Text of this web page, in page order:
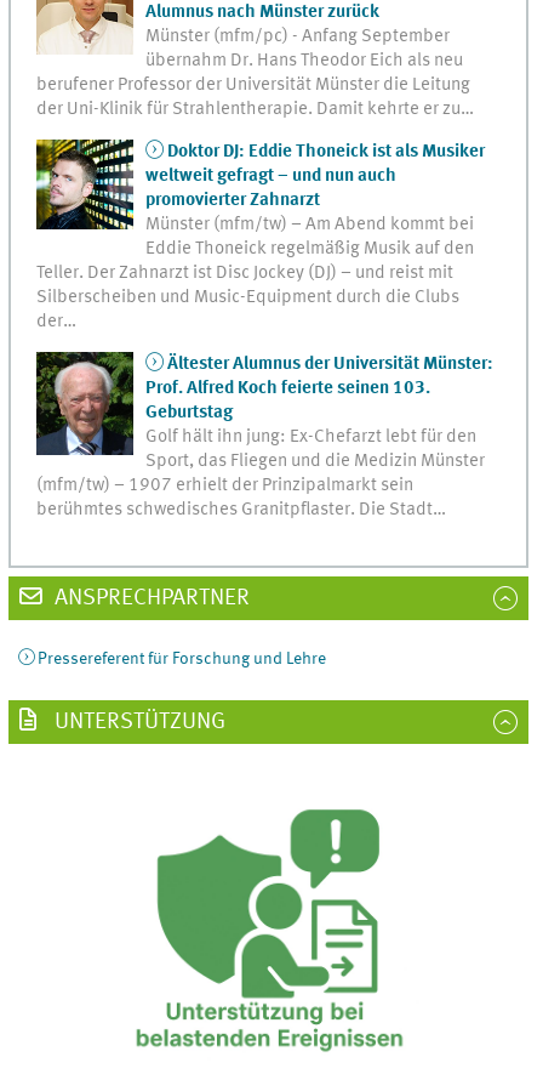
Alumnus nach Münster zurück
Münster (mfm/pc) - Anfang September
übernahm Dr. Hans Theodor Eich als neu
berufener Professor der Universität Münster die Leitung
der Uni-Klinik für Strahlentherapie. Damit kehrte er zu…
Doktor DJ: Eddie Thoneick ist als Musiker
weltweit gefragt – und nun auch
promovierter Zahnarzt
Münster (mfm/tw) – Am Abend kommt bei
Eddie Thoneick regelmäßig Musik auf den
Teller. Der Zahnarzt ist Disc Jockey (DJ) – und reist mit
Silberscheiben und Music-Equipment durch die Clubs
der…
Ältester Alumnus der Universität Münster:
Prof. Alfred Koch feierte seinen 103.
Geburtstag
Golf hält ihn jung: Ex-Chefarzt lebt für den
Sport, das Fliegen und die Medizin Münster
(mfm/tw) – 1907 erhielt der Prinzipalmarkt sein
berühmtes schwedisches Granitpflaster. Die Stadt…
ANSPRECHPARTNER
Pressereferent für Forschung und Lehre
UNTERSTÜTZUNG